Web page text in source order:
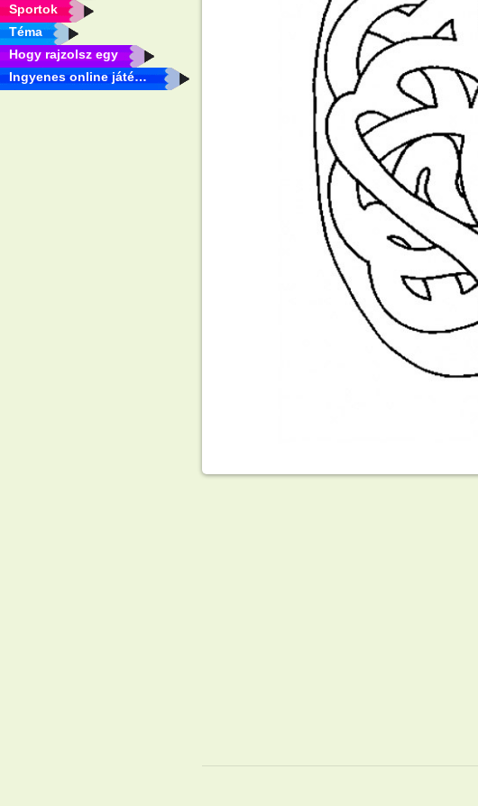
Sportok
Téma
Hogy rajzolsz egy
Ingyenes online játékok